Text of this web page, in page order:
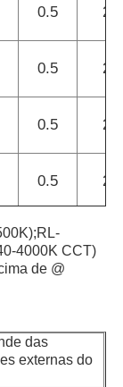
0.5 2
0.5 2
0.5 2
0.5 2
4000K CCT)
de @
das
externas do